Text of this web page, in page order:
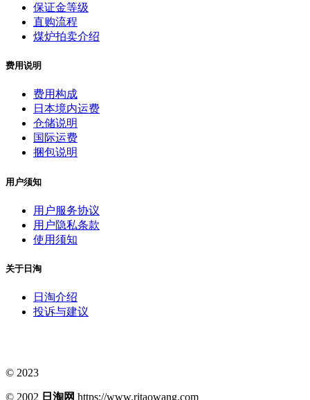
保证金等级
直购流程
煤炉拍卖介绍
费用说明
费用构成
日本境内运费
仓储说明
国际运费
捆包说明
用户须知
用户服务协议
用户隐私条款
使用须知
关于日淘
日淘介绍
投诉与建议
© 2023
© 2002 日淘网 https://www.ritaowang.com